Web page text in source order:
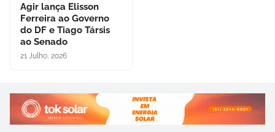
Agir lança Elisson
Ferreira ao Governo
do DF e Tiago Társis
ao Senado
21 Julho, 2026